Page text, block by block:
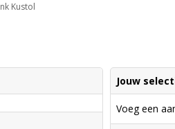
Kustol
Jouw
Voeg een